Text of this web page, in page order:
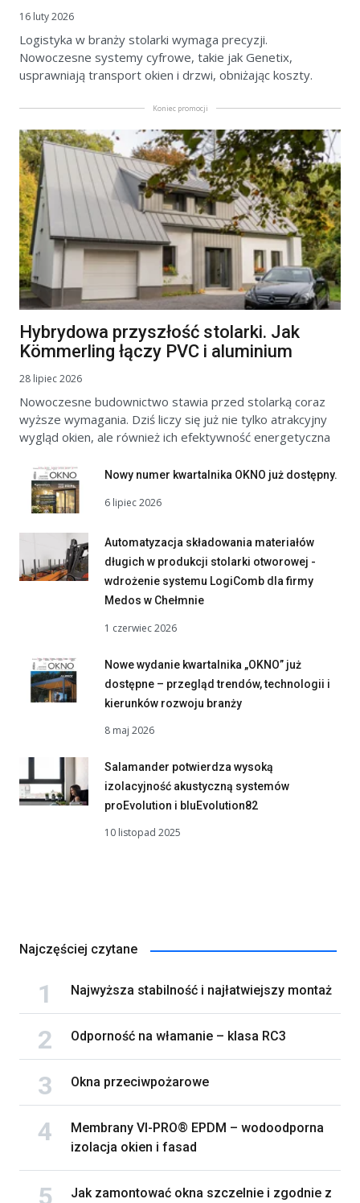
16 luty 2026
Logistyka w branży stolarki wymaga precyzji.
Nowoczesne systemy cyfrowe, takie jak Genetix,
usprawniają transport okien i drzwi, obniżając koszty.
Koniec promocji
Hybrydowa przyszłość stolarki. Jak
Kömmerling łączy PVC i aluminium
28 lipiec 2026
Nowoczesne budownictwo stawia przed stolarką coraz
wyższe wymagania. Dziś liczy się już nie tylko atrakcyjny
wygląd okien, ale również ich efektywność energetyczna
Nowy numer kwartalnika OKNO już dostępny.
6 lipiec 2026
Automatyzacja składowania materiałów
długich w produkcji stolarki otworowej -
wdrożenie systemu LogiComb dla firmy
Medos w Chełmnie
1 czerwiec 2026
Nowe wydanie kwartalnika „OKNO” już
dostępne – przegląd trendów, technologii i
kierunków rozwoju branży
8 maj 2026
Salamander potwierdza wysoką
izolacyjność akustyczną systemów
proEvolution i bluEvolution82
10 listopad 2025
Najczęściej czytane
Najwyższa stabilność i najłatwiejszy montaż
Odporność na włamanie – klasa RC3
Okna przeciwpożarowe
Membrany VI-PRO® EPDM – wodoodporna
izolacja okien i fasad
Jak zamontować okna szczelnie i zgodnie z